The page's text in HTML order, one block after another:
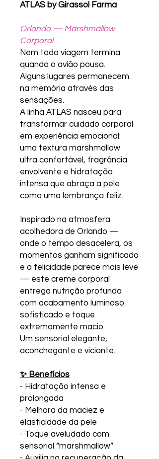
ATLAS by Girassol Farma
Orlando — Marshmallow
Corporal
Nem toda viagem termina
quando o avião pousa.
Alguns lugares permanecem
na memória através das
sensações.
A linha ATLAS nasceu para
transformar cuidado corporal
em experiência emocional:
uma textura marshmallow
ultra confortável, fragrância
envolvente e hidratação
intensa que abraça a pele
como uma lembrança feliz.
Inspirado na atmosfera
acolhedora de Orlando —
onde o tempo desacelera, os
momentos ganham significado
e a felicidade parece mais leve
— este creme corporal
entrega nutrição profunda
com acabamento luminoso
sofisticado e toque
extremamente macio.
Um sensorial elegante,
aconchegante e viciante.
✨ Benefícios
- Hidratação intensa e
prolongada
- Melhora da maciez e
elasticidade da pele
- Toque aveludado com
sensorial “marshmallow”